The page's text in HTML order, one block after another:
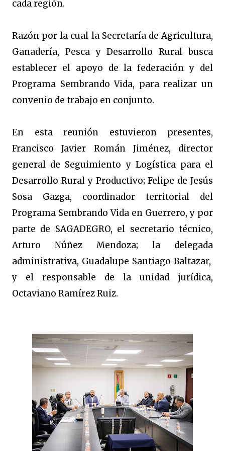
cada región.
Razón por la cual la Secretaría de Agricultura,
Ganadería, Pesca y Desarrollo Rural busca
establecer el apoyo de la federación y del
Programa Sembrando Vida, para realizar un
convenio de trabajo en conjunto.
En esta reunión estuvieron presentes,
Francisco Javier Román Jiménez, director
general de Seguimiento y Logística para el
Desarrollo Rural y Productivo; Felipe de Jesús
Sosa Gazga, coordinador territorial del
Programa Sembrando Vida en Guerrero, y por
parte de SAGADEGRO, el secretario técnico,
Arturo Núñez Mendoza; la delegada
administrativa, Guadalupe Santiago Baltazar,
y el responsable de la unidad jurídica,
Octaviano Ramírez Ruiz.